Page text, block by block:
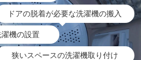
ドアの脱着が必要な洗濯機の搬入
機の設置
狭いスペースの洗濯機取り付け